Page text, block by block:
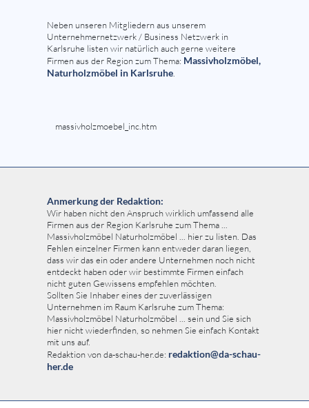
Neben unseren Mitgliedern aus unserem
Unternehmernetzwerk / Business Netzwerk in
Karlsruhe listen wir natürlich auch gerne weitere
Firmen aus der Region zum Thema: Massivholzmöbel,
Naturholzmöbel in Karlsruhe
massivholzmoebel_inc.htm
Anmerkung der Redaktion:
Wir haben nicht den Anspruch wirklich umfassend alle
Firmen aus der Region Karlsruhe zum Thema ...
Massivholzmöbel Naturholzmöbel ... hier zu listen. Das
Fehlen einzelner Firmen kann entweder daran liegen,
dass wir das ein oder andere Unternehmen noch nicht
entdeckt haben oder wir bestimmte Firmen einfach
nicht guten Gewissens empfehlen möchten.
Sollten Sie Inhaber eines der zuverlässigen
Unternehmen im Raum Karlsruhe zum Thema:
Massivholzmöbel Naturholzmöbel ... sein und Sie sich
hier nicht wiederfinden, so nehmen Sie einfach Kontakt
mit uns auf.
Redaktion von da-schau-her.de: redaktion@da-schau-
her.de